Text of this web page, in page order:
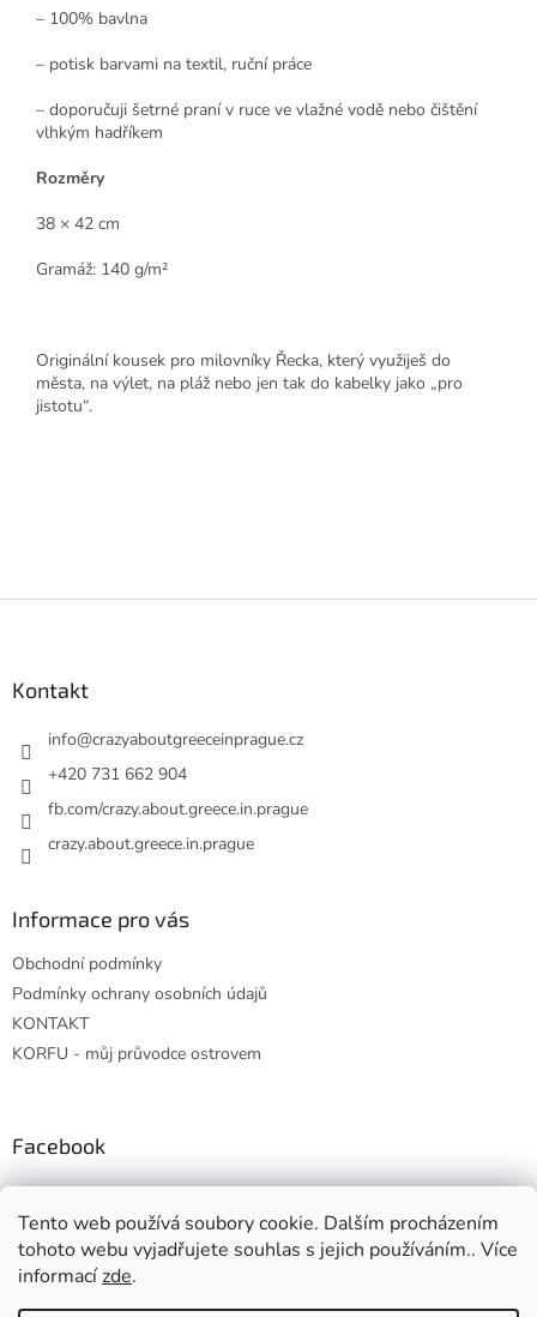
Tento web používá soubory cookie. Dalším procházením
tohoto webu vyjadřujete souhlas s jejich používáním.. Více
informacízde.
– 100% bavlna
– potisk barvami na textil, ruční práce
– doporučuji šetrné praní v ruce ve vlažné vodě nebo čištění
vlhkým hadříkem
Rozměry
38 × 42 cm
Gramáž: 140 g/m²
Originální kousek pro milovníky Řecka, který využiješ do
města, na výlet, na pláž nebo jen tak do kabelky jako „pro
jistotu“.
Kontakt
info@crazyaboutgreeceinprague.cz
+420 731 662 904
fb.com/crazy.about.greece.in.prague
crazy.about.greece.in.prague
Informace pro vás
Obchodní podmínky
Podmínky ochrany osobních údajů
KONTAKT
KORFU - můj průvodce ostrovem
Facebook